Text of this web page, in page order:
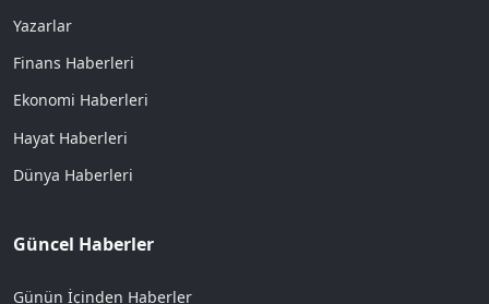
Yazarlar
Finans Haberleri
Ekonomi Haberleri
Hayat Haberleri
Dünya Haberleri
Güncel Haberler
Günün İçinden Haberler